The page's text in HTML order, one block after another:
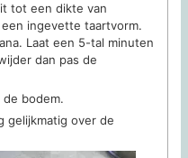
tot een dikte van
ingevette taartvorm.
Laat een 5-tal minuten
dan pas de
bodem.
gelijkmatig over de